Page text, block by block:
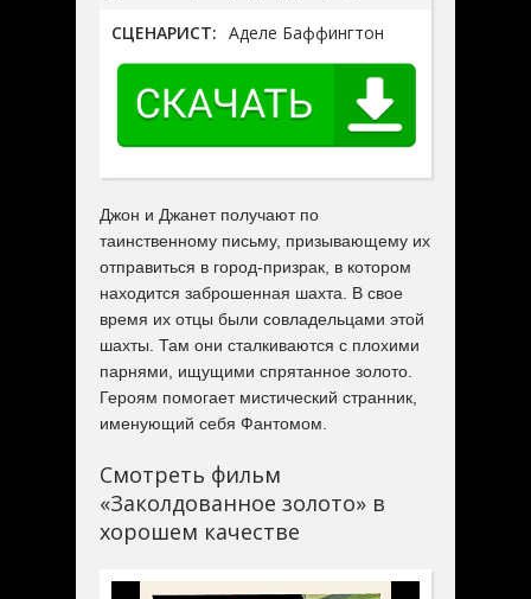
СЦЕНАРИСТ: Аделе Баффингтон
Джон и Джанет получают по
таинственному письму, призывающему их
отправиться в город-призрак, в котором
находится заброшенная шахта. В свое
время их отцы были совладельцами этой
шахты. Там они сталкиваются с плохими
парнями, ищущими спрятанное золото.
Героям помогает мистический странник,
именующий себя Фантомом.
Смотреть фильм
«Заколдованное золото» в
хорошем качестве